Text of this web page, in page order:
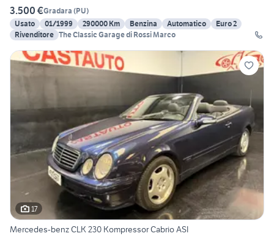
3.500 €Gradara (PU)
Usato
01/1999 290000 Km Benzina Automatico
Euro 2
Rivenditore The Classic Garage di Rossi Marco
17
Mercedes-benz CLK 230 Kompressor Cabrio ASI